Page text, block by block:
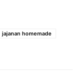
jajanan homemade